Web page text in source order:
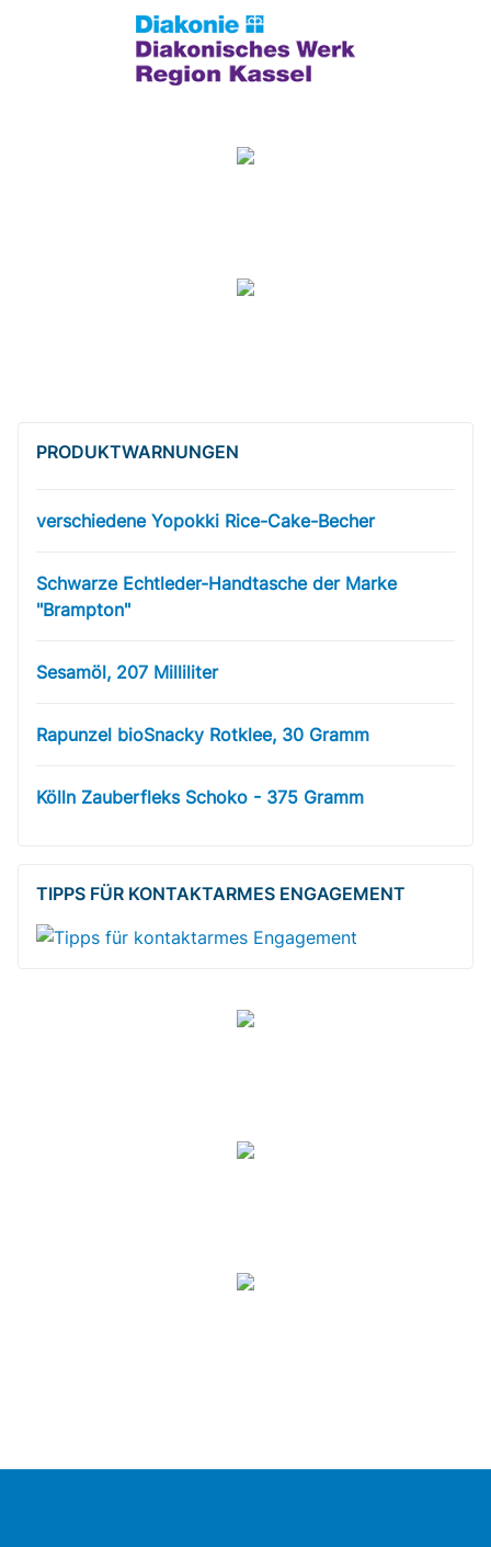
PRODUKT­WARNUNGEN
verschiedene Yopokki Rice-Cake-Becher
Schwarze Echtleder-Handtasche der Marke
"Brampton"
Sesamöl, 207 Milliliter
Rapunzel bioSnacky Rotklee, 30 Gramm
Kölln Zauberfleks Schoko - 375 Gramm
TIPPS FÜR KONTAKTARMES ENGAGEMENT